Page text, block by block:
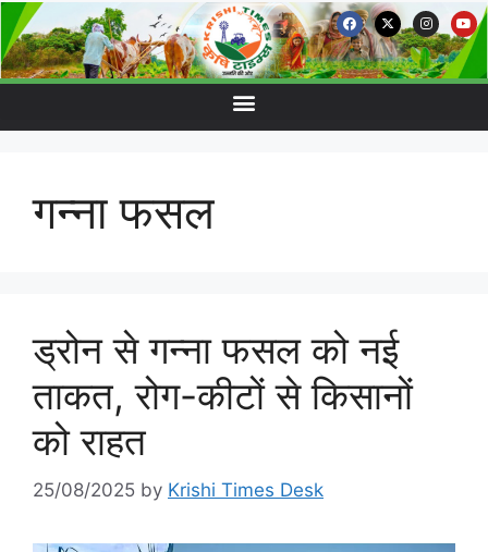
गन्ना फसल
ड्रोन से गन्ना फसल को नई
ताकत, रोग-कीटों से किसानों
को राहत
25/08/2025 by Krishi Times Desk